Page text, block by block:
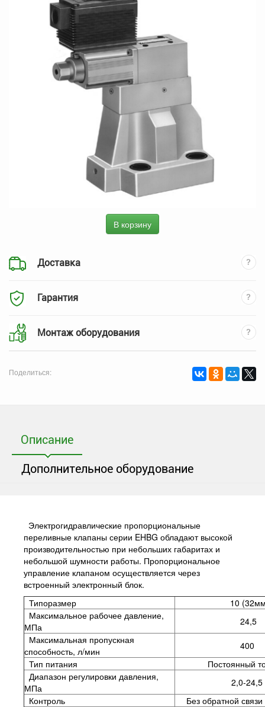
В корзину
Доставка
Гарантия
Монтаж оборудования
Поделиться:
Описание
Дополнительное оборудование
Электрогидравлические пропорциональные
переливные клапаны серии EHBG обладают высокой
производительностью при небольших габаритах и
небольшой шумности работы. Пропорциональное
управление клапаном осуществляется через
встроенный электронный блок.
Типоразмер
10
Максимальное рабочее давление,
МПа
24,5
Максимальная пропускная
способность, л/мин
400
Тип питания
Постоянный
Диапазон регулировки давления,
МПа
2,0-24,5
Контроль
Без обратной